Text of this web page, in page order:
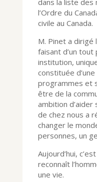
dans la liste des
l’Ordre du
civile au Canada.
M. Pinet a dirigé
faisant d’un
institution,
constituée
programmes et
être de la
ambition
de chez nous a
changer le
personnes, un
Aujourd’hui,
reconnaît
une vie.